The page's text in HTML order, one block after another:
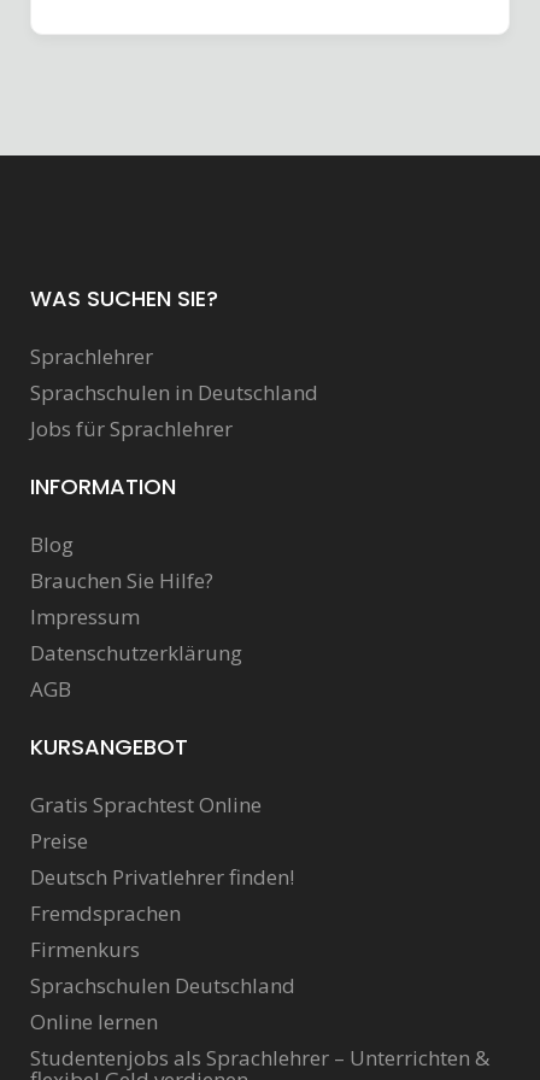
WAS SUCHEN SIE?
Sprachlehrer
Sprachschulen in Deutschland
Jobs für Sprachlehrer
INFORMATION
Blog
Brauchen Sie Hilfe?
Impressum
Datenschutzerklärung
AGB
KURSANGEBOT
Gratis Sprachtest Online
Preise
Deutsch Privatlehrer finden!
Fremdsprachen
Firmenkurs
Sprachschulen Deutschland
Online lernen
Studentenjobs als Sprachlehrer – Unterrichten &